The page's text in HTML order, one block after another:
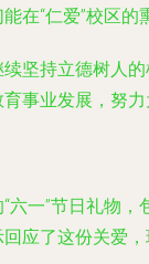
在“仁爱”校区
坚持立德树人
事业发展，努
一”节日礼物
应了这份关爱，